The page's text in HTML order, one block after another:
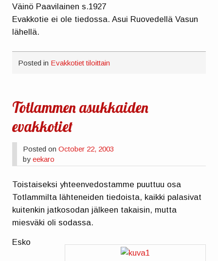
Väinö Paavilainen s.1927
Evakkotie ei ole tiedossa. Asui Ruovedellä Vasun
lähellä.
Posted in Evakkotiet tiloittain
Totlammen asukkaiden
evakkotiet
Posted onOctober 22, 2003
byeekaro
Toistaiseksi yhteenvedostamme puuttuu osa
Totlammilta lähteneiden tiedoista, kaikki palasivat
kuitenkin jatkosodan jälkeen takaisin, mutta
miesväki oli sodassa.
Esko